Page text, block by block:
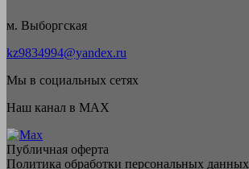
м. Выборгская
kz9834994@yandex.ru
Мы в социальных сетях
Наш канал в MAX
Публичная оферта
Политика обработки персональных данных